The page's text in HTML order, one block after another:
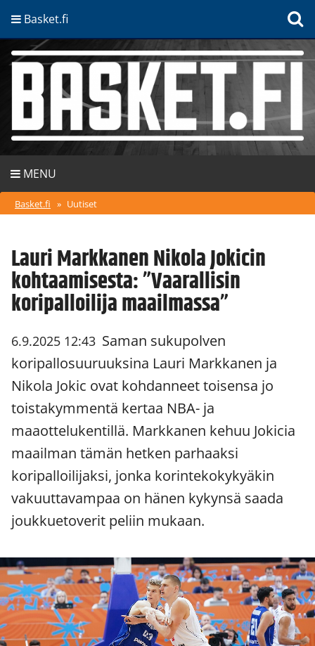
Basket.fi
MENU
Basket.fi » Uutiset
Lauri Markkanen Nikola Jokicin
kohtaamisesta: ”Vaarallisin
koripalloilija maailmassa”
6.9.2025 12:43 Saman sukupolven
koripallosuuruuksina Lauri Markkanen ja
Nikola Jokic ovat kohdanneet toisensa jo
toistakymmentä kertaa NBA- ja
maaottelukentillä. Markkanen kehuu Jokicia
maailman tämän hetken parhaaksi
koripalloilijaksi, jonka korintekokykyäkin
vakuuttavampaa on hänen kykynsä saada
joukkuetoverit peliin mukaan.